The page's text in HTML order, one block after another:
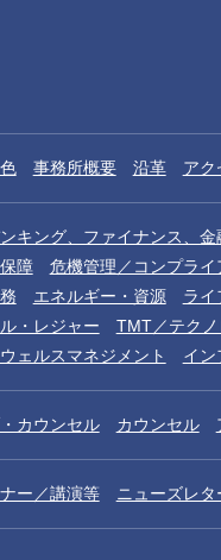
事務所概要 沿革 アク
キング、ファイナンス、金
障
危機管理／コンプライ
エネルギー・資源 ライ
・レジャー TMT／テク
ェルスマネジメント
イン
カウンセル カウンセル
ー／講演等 ニューズレタ